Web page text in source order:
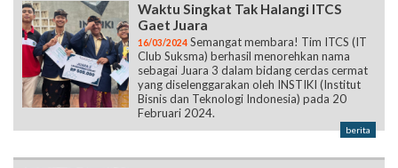
Waktu Singkat Tak Halangi ITCS
Gaet Juara
16/03/2024 Semangat membara! Tim ITCS (IT
Club Suksma) berhasil menorehkan nama
sebagai Juara 3 dalam bidang cerdas cermat
yang diselenggarakan oleh INSTIKI (Institut
Bisnis dan Teknologi Indonesia) pada 20
Februari 2024.
berita